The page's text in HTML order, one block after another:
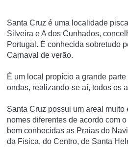
Santa Cruz é uma localidade
Silveira e A dos Cunhados,
Portugal. É conhecida sobretudo
Carnaval de verão.
É um local propí­cio a grande
ondas, realizando-se aí­, todos os
Santa Cruz possui um areal muito
nomes diferentes de acordo com
bem conhecidas as Praias do
da Física, do Centro, de Santa